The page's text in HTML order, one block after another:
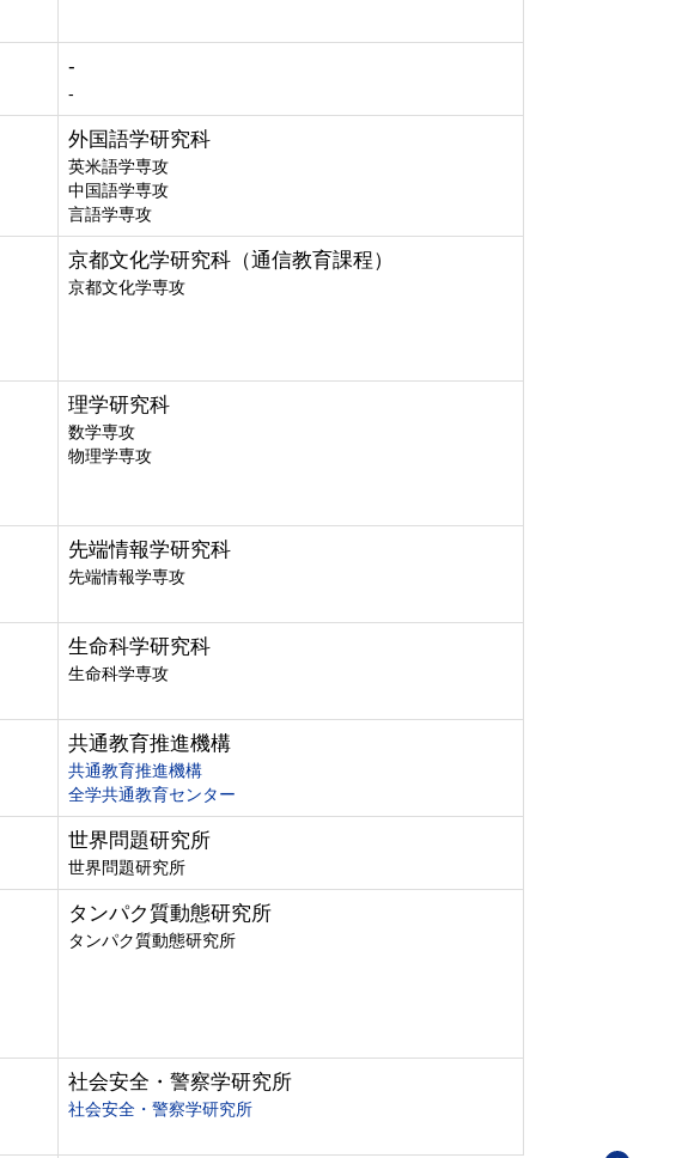
-
-
外国語学研究科
英米語学専攻
中国語学専攻
言語学専攻
京都文化学研究科（通信教育課程）
京都文化学専攻
理学研究科
数学専攻
物理学専攻
先端情報学研究科
先端情報学専攻
生命科学研究科
生命科学専攻
共通教育推進機構
共通教育推進機構
全学共通教育センター
世界問題研究所
世界問題研究所
タンパク質動態研究所
タンパク質動態研究所
社会安全・警察学研究所
社会安全・警察学研究所